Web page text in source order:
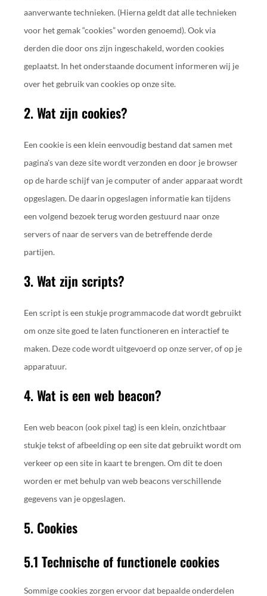
aanverwante technieken. (Hierna geldt dat alle technieken
voor het gemak “cookies” worden genoemd). Ook via
derden die door ons zijn ingeschakeld, worden cookies
geplaatst. In het onderstaande document informeren wij je
over het gebruik van cookies op onze site.
2. Wat zijn cookies?
Een cookie is een klein eenvoudig bestand dat samen met
pagina's van deze site wordt verzonden en door je browser
op de harde schijf van je computer of ander apparaat wordt
opgeslagen. De daarin opgeslagen informatie kan tijdens
een volgend bezoek terug worden gestuurd naar onze
servers of naar de servers van de betreffende derde
partijen.
3. Wat zijn scripts?
Een script is een stukje programmacode dat wordt gebruikt
om onze site goed te laten functioneren en interactief te
maken. Deze code wordt uitgevoerd op onze server, of op je
apparatuur.
4. Wat is een web beacon?
Een web beacon (ook pixel tag) is een klein, onzichtbaar
stukje tekst of afbeelding op een site dat gebruikt wordt om
verkeer op een site in kaart te brengen. Om dit te doen
worden er met behulp van web beacons verschillende
gegevens van je opgeslagen.
5. Cookies
5.1 Technische of functionele cookies
Sommige cookies zorgen ervoor dat bepaalde onderdelen